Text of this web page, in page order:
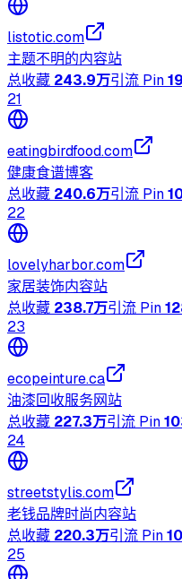
listotic.com
主题不明的内容站
总收藏 243.9万引流 Pin
21
eatingbirdfood.com
健康食谱博客
总收藏 240.6万引流 Pin
22
lovelyharbor.com
家居装饰内容站
总收藏 238.7万引流 Pin
23
ecopeinture.ca
油漆回收服务网站
总收藏 227.3万引流 Pin
24
streetstylis.com
老钱品牌时尚内容站
总收藏 220.3万引流 Pin
25